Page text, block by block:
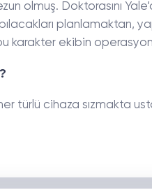
olmuş. Doktorasını
planlamaktan,
karakter ekibin
türlü cihaza sızmakta